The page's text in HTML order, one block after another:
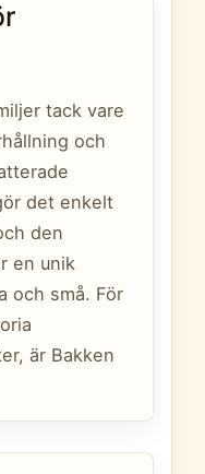
tack vare
och
det enkelt
den
en unik
och små. För
är Bakken